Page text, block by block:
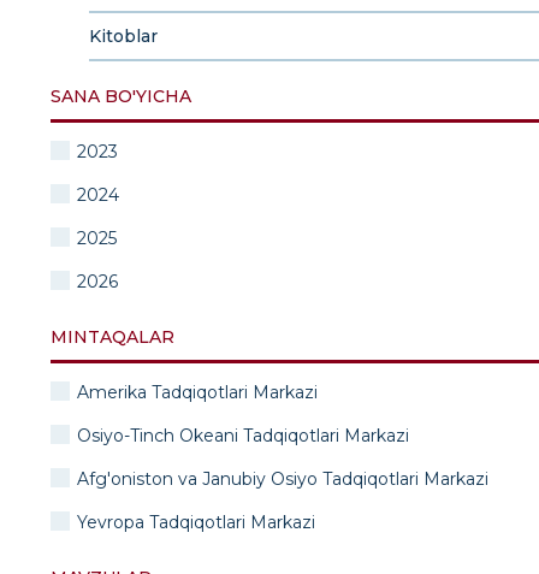
Kitoblar
SANA BO'YICHA
2023
2024
2025
2026
MINTAQALAR
Amerika Tadqiqotlari Markazi
Osiyo-Tinch Okeani Tadqiqotlari Markazi
Afg'oniston va Janubiy Osiyo Tadqiqotlari Markazi
Yevropa Tadqiqotlari Markazi